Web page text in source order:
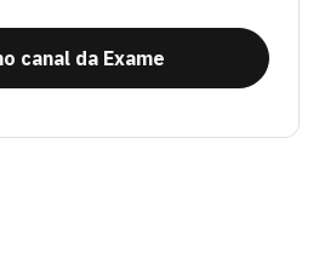
canal da Exame